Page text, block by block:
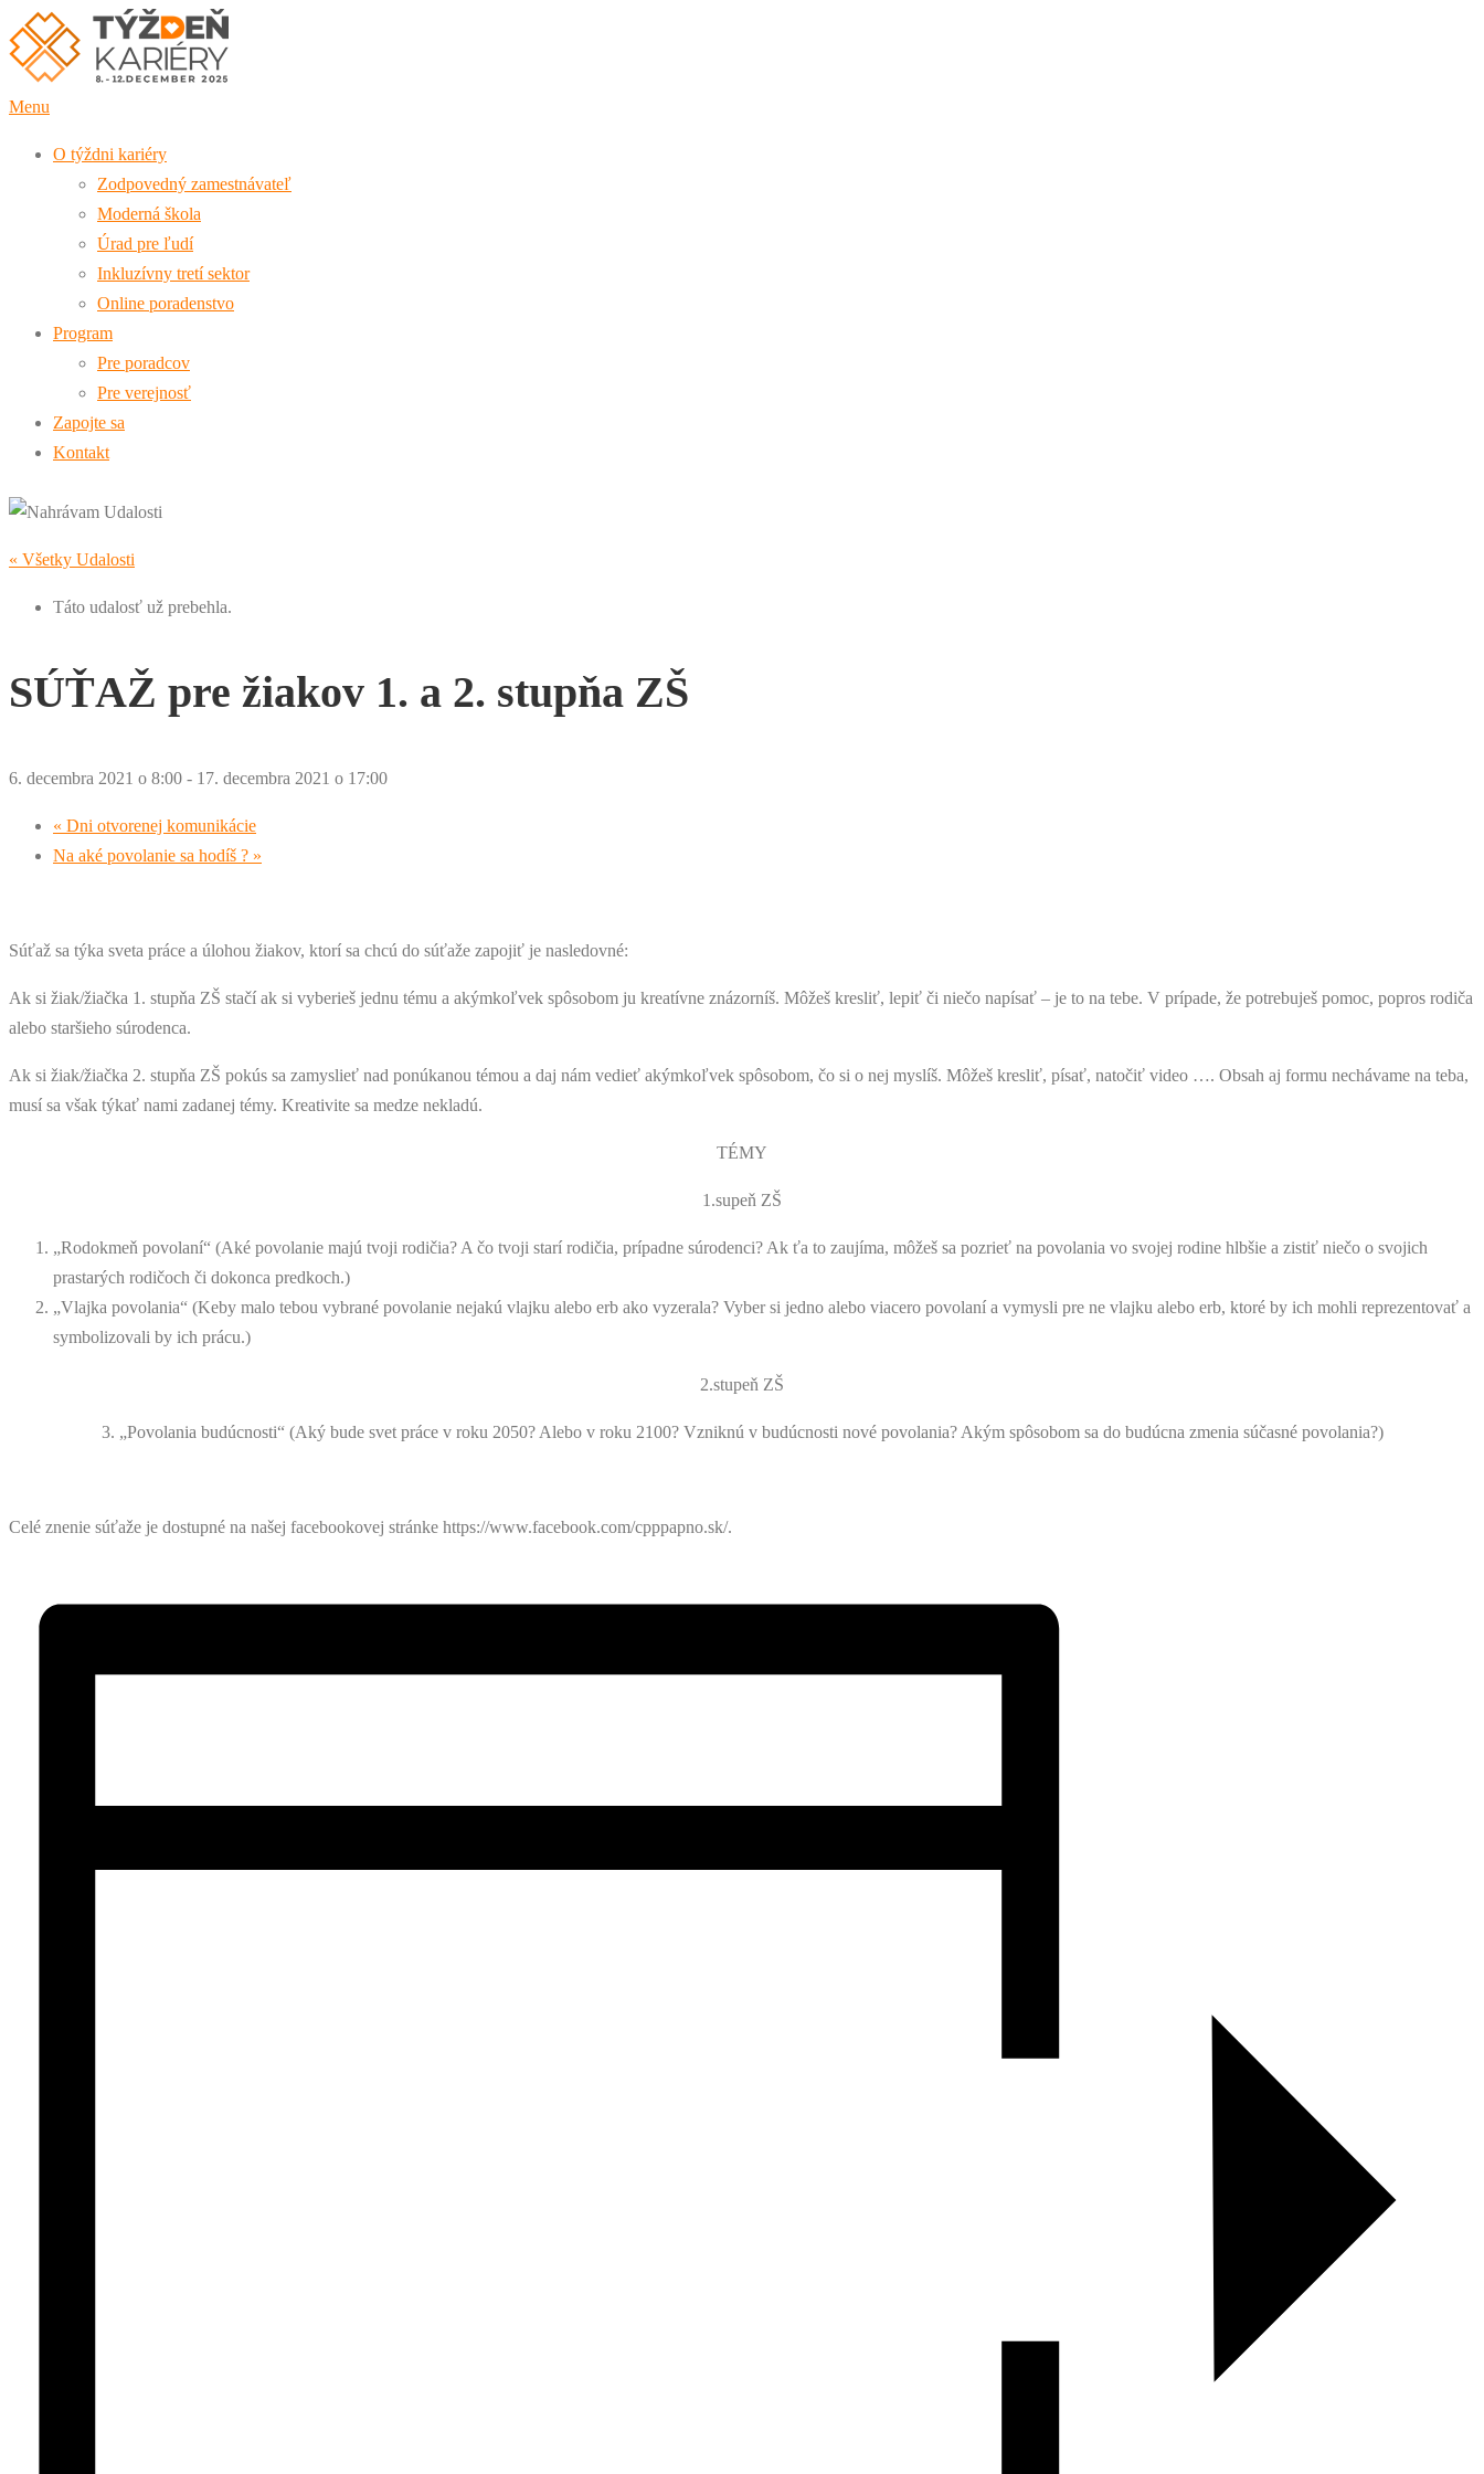
Prejsť
na
obsah
Menu
O týždni kariéry
Zodpovedný zamestnávateľ
Moderná škola
Úrad pre ľudí
Inkluzívny tretí sektor
Online poradenstvo
Program
Pre poradcov
Pre verejnosť
Zapojte sa
Kontakt
« Všetky Udalosti
Táto udalosť už prebehla.
SÚŤAŽ pre žiakov 1. a 2. stupňa ZŠ
6. decembra 2021 o 8:00 - 17. decembra 2021 o 17:00
« Dni otvorenej komunikácie
Na aké povolanie sa hodíš ? »
Súťaž sa týka sveta práce a úlohou žiakov, ktorí sa chcú do súťaže zapojiť je nasledovné:
Ak si žiak/žiačka 1. stupňa ZŠ stačí ak si vyberieš jednu tému a akýmkoľvek spôsobom ju kreatívne znázorníš. Môžeš kresliť, lepiť či niečo napísať – je to na tebe. V prípade, že potrebuješ pomoc, popros rodiča
alebo staršieho súrodenca.
Ak si žiak/žiačka 2. stupňa ZŠ pokús sa zamyslieť nad ponúkanou témou a daj nám vedieť akýmkoľvek spôsobom, čo si o nej myslíš. Môžeš kresliť, písať, natočiť video …. Obsah aj formu nechávame na teba,
musí sa však týkať nami zadanej témy. Kreativite sa medze nekladú.
TÉMY
1.supeň ZŠ
„Rodokmeň povolaní“ (Aké povolanie majú tvoji rodičia? A čo tvoji starí rodičia, prípadne súrodenci? Ak ťa to zaujíma, môžeš sa pozrieť na povolania vo svojej rodine hlbšie a zistiť niečo o svojich
prastarých rodičoch či dokonca predkoch.)
„Vlajka povolania“ (Keby malo tebou vybrané povolanie nejakú vlajku alebo erb ako vyzerala? Vyber si jedno alebo viacero povolaní a vymysli pre ne vlajku alebo erb, ktoré by ich mohli reprezentovať a
symbolizovali by ich prácu.)
2.stupeň ZŠ
3. „Povolania budúcnosti“ (Aký bude svet práce v roku 2050? Alebo v roku 2100? Vzniknú v budúcnosti nové povolania? Akým spôsobom sa do budúcna zmenia súčasné povolania?)
Celé znenie súťaže je dostupné na našej facebookovej stránke https://www.facebook.com/cpppapno.sk/.